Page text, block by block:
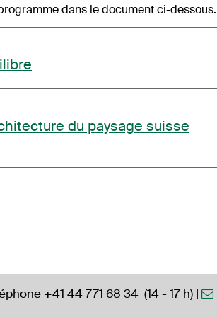
dans le document ci-dessous.
du paysage suisse
+41 44 771 68 34 (14 - 17 h) |